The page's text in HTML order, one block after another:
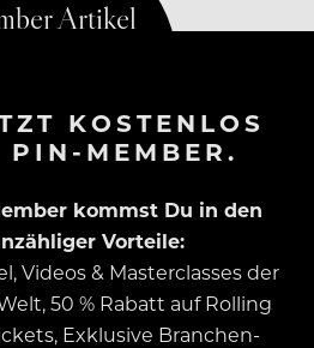
KOSTENLOS
PIN-MEMBER.
kommst Du in den
Vorteile:
Videos & Masterclasses der
50 % Rabatt auf Rolling
Exklusive Branchen-